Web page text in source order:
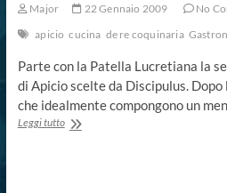
Major 22 Gennaio 2009
No
apicio cucina de re coquinaria
Parte con la Patella Lucretiana la
di Apicio scelte da Discipulus.
che idealmente compongono un
Leggi tuttoInizia